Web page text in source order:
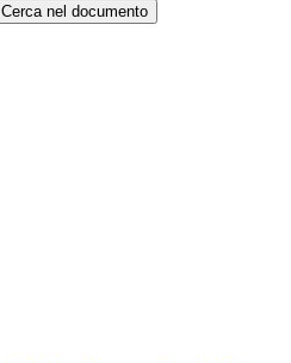
Cerca nel documento